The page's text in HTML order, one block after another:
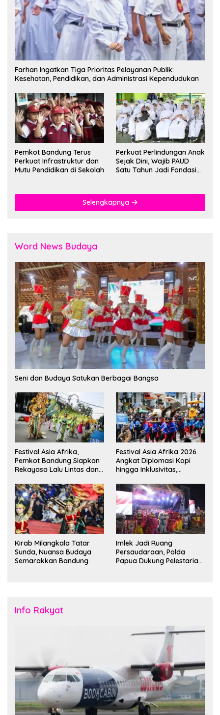
Farhan Ingatkan Tiga Prioritas Pelayanan Publik:
Kesehatan, Pendidikan, dan Administrasi Kependudukan
Pemkot Bandung Terus
Perkuat Infrastruktur dan
Mutu Pendidikan di Sekolah
Perkuat Perlindungan Anak
Sejak Dini, Wajib PAUD
Satu Tahun Jadi Fondasi
Selengkapnya
Word News Budaya
Seni dan Budaya Satukan Berbagai Bangsa
Festival Asia Afrika,
Pemkot Bandung Siapkan
Rekayasa Lalu Lintas dan
Festival Asia Afrika 2026
Angkat Diplomasi Kopi
hingga Inklusivitas,
Duta Besar
Kirab Milangkala Tatar
Sunda, Nuansa Budaya
Semarakkan Bandung
Imlek Jadi Ruang
Persaudaraan, Polda
Papua Dukung Pelestarian
Info Rakyat